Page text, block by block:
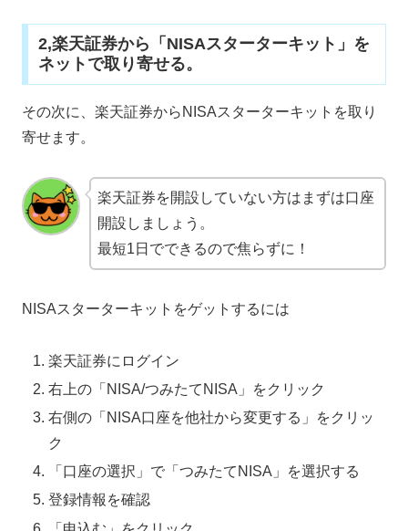
2,楽天証券から「NISAスターターキット」を
ネットで取り寄せる。
その次に、楽天証券からNISAスターターキットを取り
寄せます。
楽天証券を開設していない方はまずは口座
開設しましょう。
最短1日でできるので焦らずに！
NISAスターターキットをゲットするには
楽天証券にログイン
右上の「NISA/つみたてNISA」をクリック
右側の「NISA口座を他社から変更する」をクリッ
ク
「口座の選択」で「つみたてNISA」を選択する
登録情報を確認